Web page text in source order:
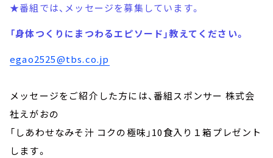
★番組では、メッセージを募集しています。
「身体つくりにまつわるエピソード」教えてください。
egao2525@tbs.co.jp
メッセージをご紹介した方には、番組スポンサー 株式会
社えがおの
「しあわせなみそ汁 コクの極味」10食入り１箱プレゼント
します。